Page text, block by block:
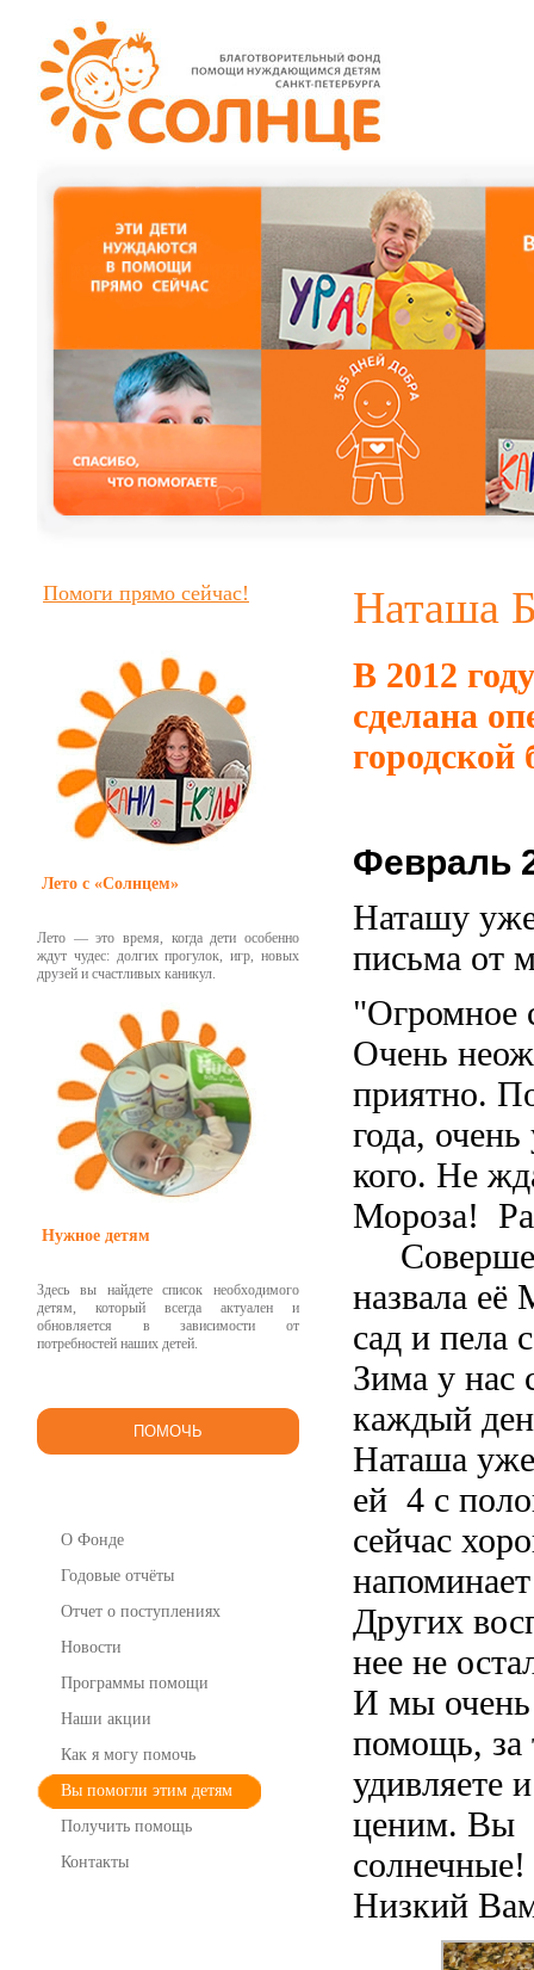
Помоги прямо сейчас!
Лето с «Солнцем»
Лето — это время, когда дети особенно
ждут чудес: долгих прогулок, игр, новых
друзей и счастливых каникул.
Нужное детям
Здесь вы найдете список необходимого
детям, который всегда актуален и
обновляется в зависимости от
потребностей наших детей.
ПОМОЧЬ
О Фонде
Годовые отчёты
Отчет о поступлениях
Новости
Программы помощи
Наши акции
Как я могу помочь
Вы помогли этим детям
Получить помощь
Контакты
Наташа
В 2012
сделана
Февраль
Наташу
письма от
"Огромное
Очень
приятно.
года,
кого. Не
Мороза!
назвала
сад и пела
Зима у нас
каждый
Наташа уже
ей 4 с
сейчас
Других
нее не
И мы очень
помощь, за
удивляете
ценим. Вы
Низкий